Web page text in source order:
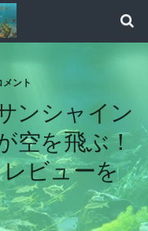
ント
ンシャイン
空を飛ぶ！
ビューを